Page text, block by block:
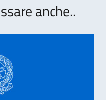
anche..